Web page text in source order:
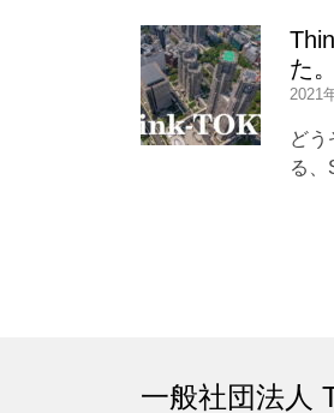
た。
2021
どう
る
一般社団法人